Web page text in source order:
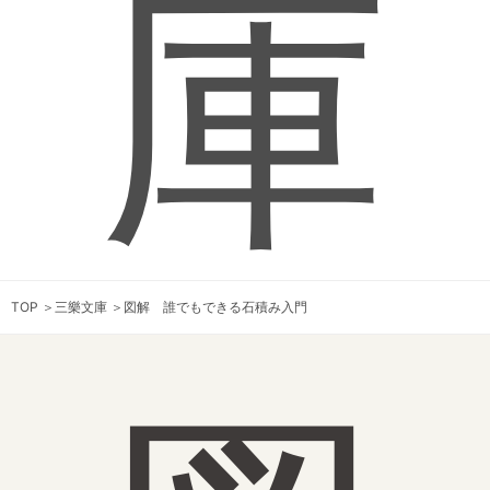
庫
TOP ＞ 三樂文庫＞ 図解 誰でもできる石積み入門